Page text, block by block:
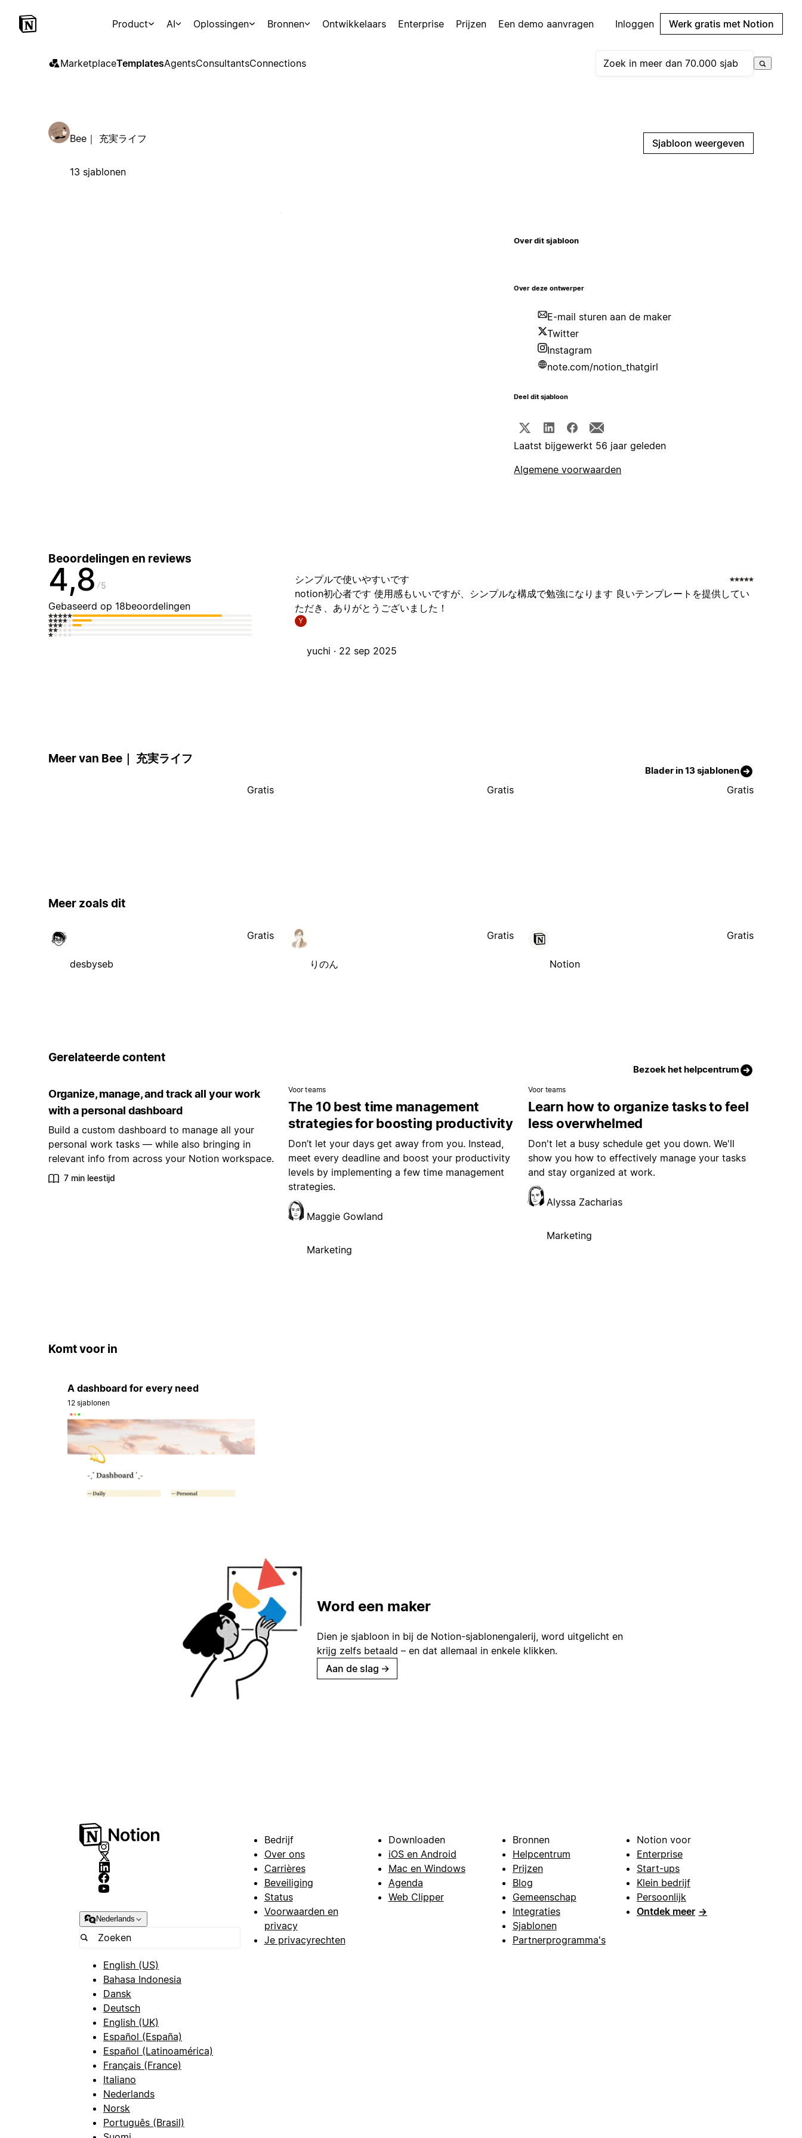
Product AI Oplossingen Bronnen Ontwikkelaars Enterprise Prijzen Een demo aanvragen Inloggen Werk gratis met Notion
MarketplaceTemplatesAgentsConsultantsConnections
Bee｜ 充実ライフ
13 sjablonen
Sjabloon weergeven
Over dit sjabloon
Over deze ontwerper
E-mail sturen aan de maker
Twitter
Instagram
note.com/notion_thatgirl
Deel dit sjabloon
Laatst bijgewerkt 56 jaar geleden
Algemene voorwaarden
Beoordelingen en reviews
4,8 5
Gebaseerd op 18beoordelingen
シンプルで使いやすいです
notion初心者です 使用感もいいですが、シンプルな構成で勉強になります 良いテンプレートを提供してい
ただき、ありがとうございました！
Y
yuchi · 22 sep 2025
Meer van Bee｜ 充実ライフ
Blader in 13 sjablonen
Gratis Gratis Gratis
Meer zoals dit
desbyseb
Gratis
りのん
Gratis
Notion
Gratis
Gerelateerde content
Bezoek het helpcentrum
Organize, manage, and track all your work
with a personal dashboard
Build a custom dashboard to manage all your
personal work tasks — while also bringing in
relevant info from across your Notion workspace.
7 min leestijd
Voor teams
The 10 best time management
strategies for boosting productivity
Don’t let your days get away from you. Instead,
meet every deadline and boost your productivity
levels by implementing a few time management
strategies.
Maggie Gowland
Marketing
Voor teams
Learn how to organize tasks to feel
less overwhelmed
Don't let a busy schedule get you down. We'll
show you how to effectively manage your tasks
and stay organized at work.
Alyssa Zacharias
Marketing
Komt voor in
A dashboard for every need
12 sjablonen
Word een maker
Dien je sjabloon in bij de Notion-sjablonengalerij, word uitgelicht en
krijg zelfs betaald – en dat allemaal in enkele klikken.
Aan de slag →
Nederlands
English (US)
Bahasa Indonesia
Dansk
Deutsch
English (UK)
Español (España)
Español (Latinoamérica)
Français (France)
Italiano
Nederlands
Norsk
Português (Brasil)
Bedrijf
Over ons
Carrières
Beveiliging
Status
Voorwaarden en
privacy
Je privacyrechten
Downloaden
iOS en Android
Mac en Windows
Agenda
Web Clipper
Bronnen
Helpcentrum
Prijzen
Blog
Gemeenschap
Integraties
Sjablonen
Partnerprogramma's
Notion voor
Enterprise
Start-ups
Klein bedrijf
Persoonlijk
Ontdek meer →